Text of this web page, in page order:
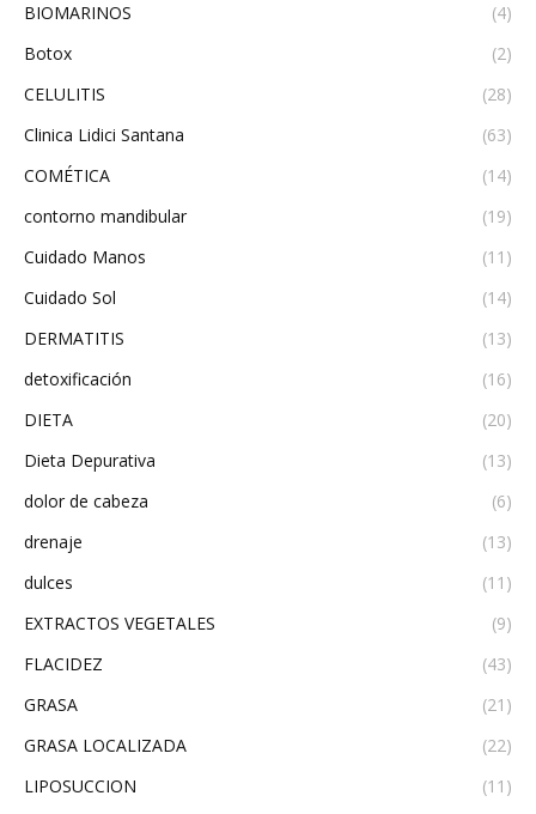
BIOMARINOS
(4)
Botox
(2)
CELULITIS
(28)
Clinica Lidici Santana
(63)
COMÉTICA
(14)
contorno mandibular
(19)
Cuidado Manos
(11)
Cuidado Sol
(14)
DERMATITIS
(13)
detoxificación
(16)
DIETA
(20)
Dieta Depurativa
(13)
dolor de cabeza
(6)
drenaje
(13)
dulces
(11)
EXTRACTOS VEGETALES
(9)
FLACIDEZ
(43)
GRASA
(21)
GRASA LOCALIZADA
(22)
LIPOSUCCION
(11)